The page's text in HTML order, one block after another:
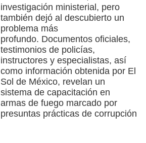
investigación ministerial, pero
también dejó al descubierto un
problema más
profundo. Documentos oficiales,
testimonios de policías,
instructores y especialistas, así
como información obtenida por El
Sol de México, revelan un
sistema de capacitación en
armas de fuego marcado por
presuntas prácticas de corrupción